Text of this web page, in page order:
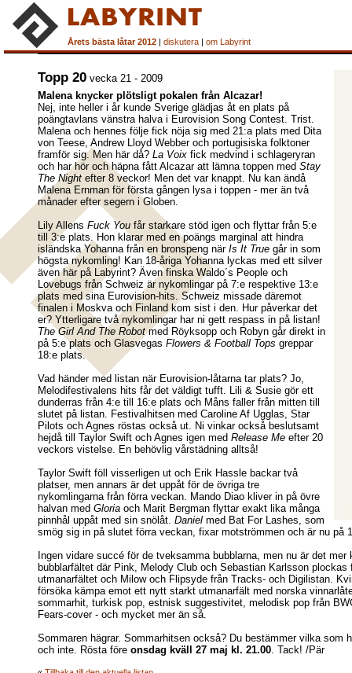
Årets bästa låtar 2012 | diskutera | om Labyrint
Topp 20 vecka 21 - 2009
Malena knycker plötsligt pokalen från Alcazar!
Nej, inte heller i år kunde Sverige glädjas åt en plats på
poängtavlans vänstra halva i Eurovision Song Contest. Trist.
Malena och hennes följe fick nöja sig med 21:a plats med Dita
von Teese, Andrew Lloyd Webber och portugisiska folktoner
framför sig. Men här då? La Voix fick medvind i schlageryran
och har hör och häpna fått Alcazar att lämna toppen med Stay
The Night efter 8 veckor! Men det var knappt. Nu kan ändå
Malena Ernman för första gången lysa i toppen - mer än två
månader efter segern i Globen.
Lily Allens Fuck You får starkare stöd igen och flyttar från 5:e
till 3:e plats. Hon klarar med en poängs marginal att hindra
isländska Yohanna från en bronspeng när Is It True går in som
högsta nykomling! Kan 18-åriga Yohanna lyckas med ett silver
även här på Labyrint? Även finska Waldo´s People och
Lovebugs från Schweiz är nykomlingar på 7:e respektive 13:e
plats med sina Eurovision-hits. Schweiz missade däremot
finalen i Moskva och Finland kom sist i den. Hur påverkar det
er? Ytterligare två nykomlingar har ni gett respass in på listan!
The Girl And The Robotmed Röyksopp och Robyn går direkt in
på 5:e plats och Glasvegas Flowers & Football Tops greppar
18:e plats.
Vad händer med listan när Eurovision-låtarna tar plats? Jo,
Melodifestivalens hits får det väldigt tufft. Lili & Susie gör ett
dunderras från 4:e till 16:e plats och Måns faller från mitten till
slutet på listan. Festivalhitsen med Caroline Af Ugglas, Star
Pilots och Agnes röstas också ut. Ni vinkar också beslutsamt
hejdå till Taylor Swift och Agnes igen med Release Me efter 20
veckors vistelse. En behövlig vårstädning alltså!
Taylor Swift föll visserligen ut och Erik Hassle backar två
platser, men annars är det uppåt för de övriga tre
nykomlingarna från förra veckan. Mando Diao kliver in på övre
halvan med Gloria och Marit Bergman flyttar exakt lika många
pinnhål uppåt med sin snölåt. Daniel med Bat For Lashes, som
smög sig in på slutet förra veckan, fixar motströmmen och är nu på
Ingen vidare succé för de tveksamma bubblarna, men nu är det mer
bubblarfältet där Pink, Melody Club och Sebastian Karlsson plockas
utmanarfältet och Milow och Flipsyde från Tracks- och Digilistan.
försöka kämpa emot ett nytt starkt utmanarfält med norska
sommarhit, turkisk pop, estnisk suggestivitet, melodisk pop från
Fears-cover - och mycket mer än så.
Sommaren hägrar. Sommarhitsen också? Du bestämmer vilka som
och inte. Rösta före onsdag kväll 27 maj kl. 21.00. Tack! /Pär